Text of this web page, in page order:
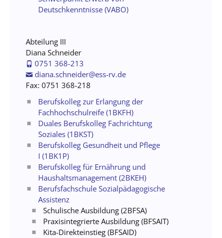
Deutschkenntnisse (VABO)
Abteilung III
Diana Schneider
0751 368-213
diana.schneider@ess-rv.de
Fax: 0751 368-218
Berufskolleg zur Erlangung der
Fachhochschulreife (1BKFH)
Duales Berufskolleg Fachrichtung
Soziales (1BKST)
Berufskolleg Gesundheit und Pflege
I (1BK1P)
Berufskolleg für Ernährung und
Haushaltsmanagement (2BKEH)
Berufsfachschule Sozialpädagogische
Assistenz
Schulische Ausbildung (2BFSA)
Praxisintegrierte Ausbildung (BFSAIT)
Kita-Direkteinstieg (BFSAID)